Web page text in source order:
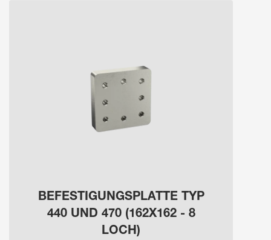
BEFESTIGUNGSPLATTE TYP
440 UND 470 (162X162 - 8
LOCH)